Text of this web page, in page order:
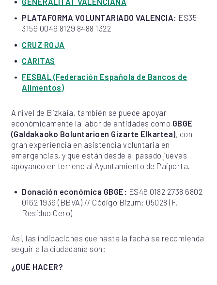
PLATAFORMA VOLUNTARIADO VALENCIA: ES35
3159 0049 8129 8488 1322
CRUZ ROJA
CÁRITAS
FESBAL (Federación Española de Bancos de
Alimentos)
A nivel de Bizkaia, también se puede apoyar
económicamente la labor de entidades como GBGE
(Galdakaoko Boluntarioen Gizarte Elkartea), con
gran experiencia en asistencia voluntaria en
emergencias, y que están desde el pasado jueves
apoyando en terreno al Ayuntamiento de Paiporta.
Donación económica GBGE: ES46 0182 2738 6802
0162 1936 (BBVA) // Código Bizum: 05028 (F.
Residuo Cero)
Así, las indicaciones que hasta la fecha se recomienda
seguir a la ciudadanía son:
¿QUÉ HACER?